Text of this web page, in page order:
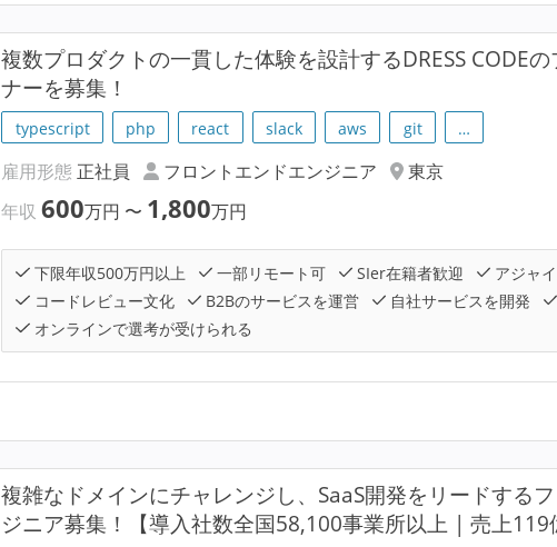
複数プロダクトの一貫した体験を設計するDRESS CODE
ナーを募集！
typescript php react slack aws git …
雇用形態 正社員 フロントエンドエンジニア
東京
年収600万円 〜 1,800万円
下限年収500万円以上 一部リモート可 SIer在籍者歓迎
アジャ
コードレビュー文化
B2Bのサービスを運営 自社サービスを開発
オンラインで選考が受けられる
複雑なドメインにチャレンジし、SaaS開発をリードする
ジニア募集！【導入社数全国58,100事業所以上 | 売上119